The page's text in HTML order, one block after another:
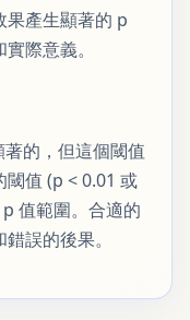
產生顯著的 p
際意義。
的，但這個閾值
值 (p < 0.01 或
值範圍。合適的
誤的後果。